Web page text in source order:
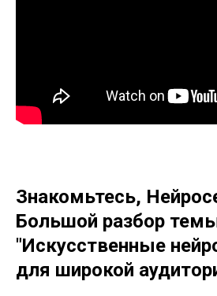
Знакомьтесь,
Большой разбор
"Искусственные
для широкой